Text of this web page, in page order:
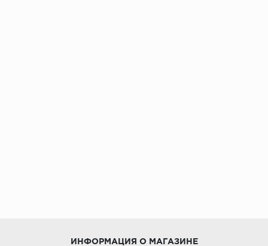
ИНФОРМАЦИЯ О МАГАЗИНЕ